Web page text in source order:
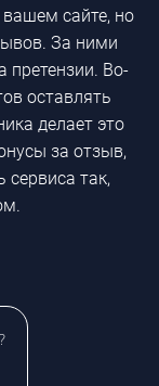
сайте, но
За ними
претензии. Во-
оставлять
делает это
за отзыв,
сервиса так,